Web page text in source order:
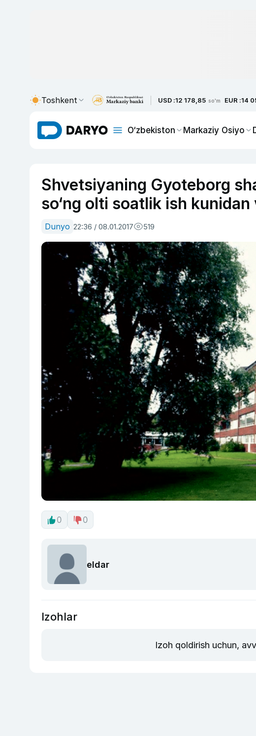
Toshkent USD :12 178,85 so'm EUR :14
O‘zbekiston Markaziy Osiyo
Shvetsiyaning Gyoteborg
so‘ng olti soatlik ish
Dunyo 22:36 / 08.01.2017 519
0 0
eldar
Izohlar
Izoh qoldirish uchun,